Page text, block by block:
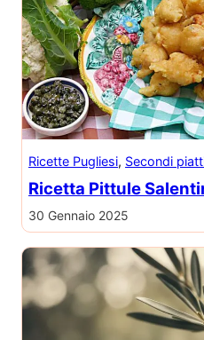
Ricette Pugliesi, Secondi
Ricetta Pittule
30 Gennaio 2025